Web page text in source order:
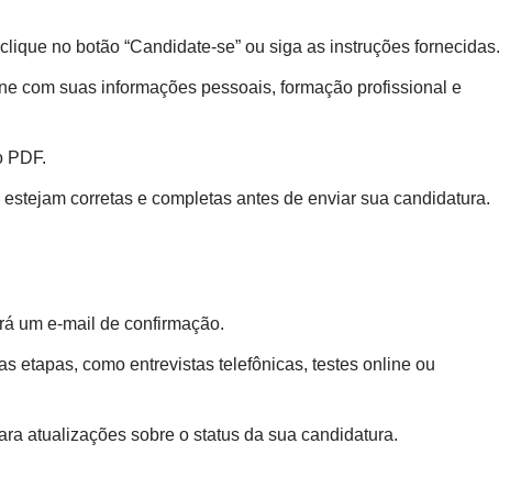
no botão “Candidate-se” ou siga as instruções fornecidas.
com suas informações pessoais, formação profissional e
PDF.
corretas e completas antes de enviar sua candidatura.
um e-mail de confirmação.
etapas, como entrevistas telefônicas, testes online ou
atualizações sobre o status da sua candidatura.